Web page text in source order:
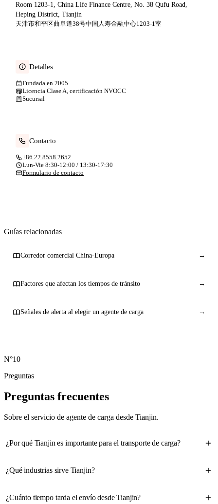
Room 1203-1, China Life Finance Centre, No. 38 Qufu Road,
Heping District, Tianjin
天津市和平区曲阜道38号中国人寿金融中心1203-1室
Detalles
Fundada en 2005
Licencia Clase A, certificación NVOCC
Sucursal
Contacto
+86 22 8558 2652
Lun-Vie 8:30-12:00 / 13:30-17:30
Formulario de contacto
Guías relacionadas
Corredor comercial China-Europa →
Factores que afectan los tiempos de tránsito →
Señales de alerta al elegir un agente de carga →
N°10
Preguntas
Preguntas frecuentes
Sobre el servicio de agente de carga desde Tianjin.
¿Por qué Tianjin es importante para el transporte de carga?
¿Qué industrias sirve Tianjin?
¿Cuánto tiempo tarda el envío desde Tianjin?